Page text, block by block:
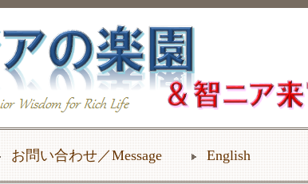
お問い合わせ／Message English